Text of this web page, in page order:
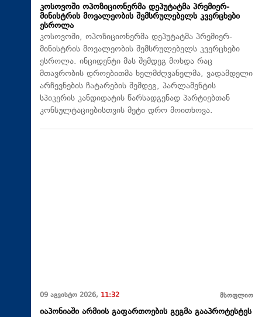
კოსოვოში ოპოზიციონერმა დეპუტატმა პრემიერ-
მინისტრის მოვალეობის შემსრულებელს კვერცხები
ესროლა
კოსოვოში, ოპოზიციონერმა დეპუტატმა პრემიერ-
მინისტრის მოვალეობის შემსრულებელს კვერცხები
ესროლა. ინციდენტი მას შემდეგ მოხდა რაც
მთავრობის დროებითმა ხელმძღვანელმა, ვადამდელი
არჩევნების ჩატარების შემდეგ, პარლამენტის
სპიკერის კანდიდატის წარსადგენად პარტიებთან
კონსულტაციებისთვის მეტი დრო მოითხოვა.
09 აგვისტო 2026, 11:32 მსოფლიო
იაპონიაში არმიის გაფართოების გეგმა გააპროტესტეს